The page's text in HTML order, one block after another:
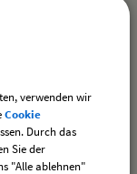
verwenden wir
Cookie
Durch das
Sie der
"Alle ablehnen"